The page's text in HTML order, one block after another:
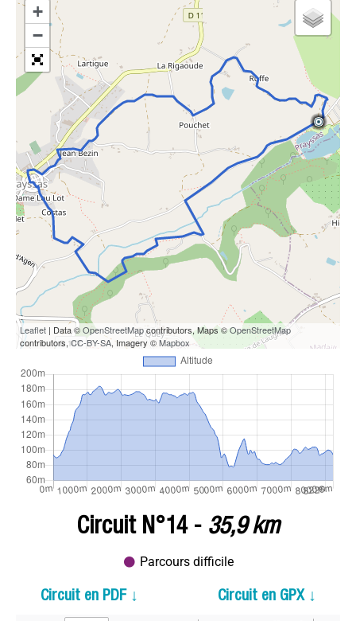
+
−
Leaflet | Data ©OpenStreetMapcontributors, Maps ©OpenStreetMap
contributors,CC-BY-SA, Imagery ©Mapbox
Circuit N°14 - 35,9 km
Parcours difficile
Circuit en PDF ↓ Circuit en GPX ↓